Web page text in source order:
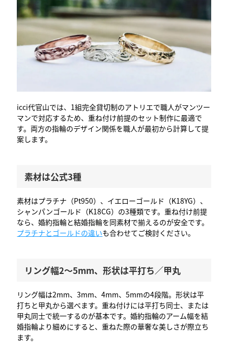
icci代官山では、1組完全貸切制のアトリエで職人がマンツー
マンで対応するため、重ね付け前提のセット制作に最適で
す。両方の指輪のデザイン関係を職人が最初から計算して提
案します。
素材は公式3種
素材はプラチナ（Pt950）、イエローゴールド（K18YG）、
シャンパンゴールド（K18CG）の3種類です。重ね付け前提
なら、婚約指輪と結婚指輪を同素材で揃えるのが安全です。
プラチナとゴールドの違いも合わせてご検討ください。
リング幅2〜5mm、形状は平打ち／甲丸
リング幅は2mm、3mm、4mm、5mmの4段階。形状は平
打ちと甲丸から選べます。重ね付けには平打ち同士、または
甲丸同士で統一するのが基本です。婚約指輪のアーム幅を結
婚指輪より細めにすると、重ねた際の華奢な美しさが際立ち
ます。